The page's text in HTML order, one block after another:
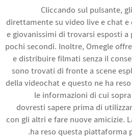
Cliccando sul pulsante,
direttamente su video live e chat
e giovanissimi di trovarsi esposti
pochi secondi. Inoltre, Omegle
e distribuire filmati senza il
sono trovati di fronte a scene
della videochat e questo ne ha
le informazioni di cui
dovresti sapere prima di
con gli altri e fare nuove amicizie.
ha reso questa piattaforma